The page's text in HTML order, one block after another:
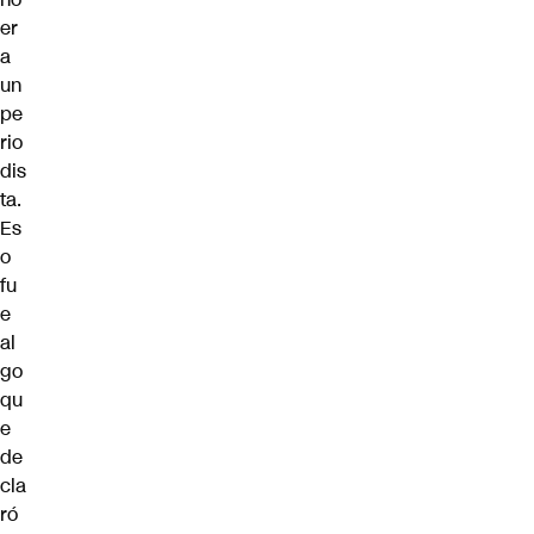
er
a
un
pe
rio
dis
ta.
Es
o
fu
e
al
go
qu
e
de
cla
ró